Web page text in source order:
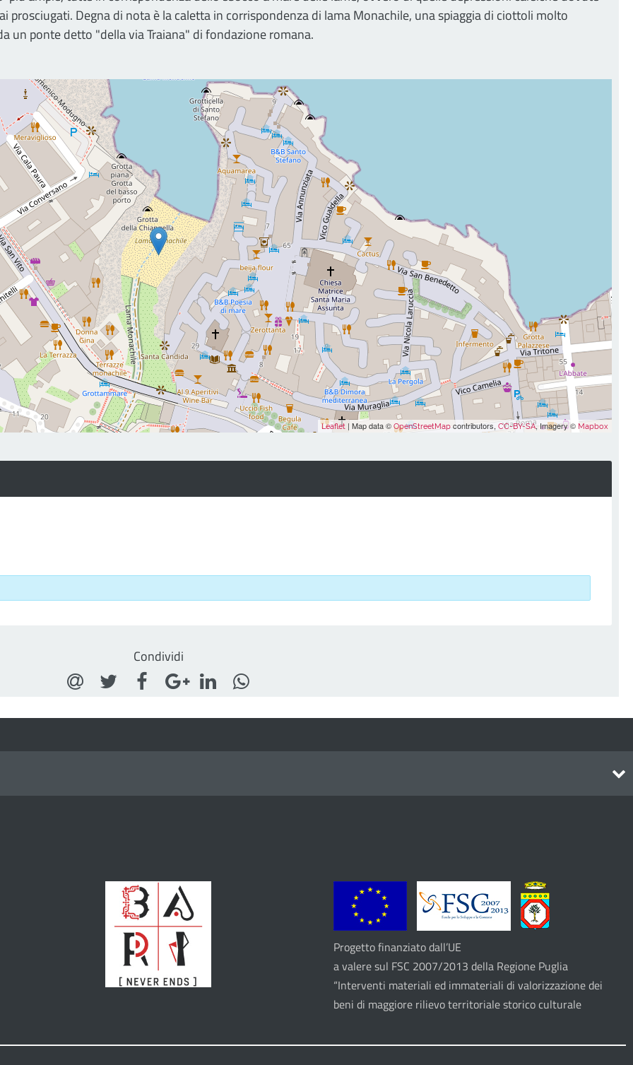
Degna di nota è la caletta in corrispondenza di lama Monachile, una spiaggia di ciottoli molto
un ponte detto "della via Traiana" di fondazione romana.
Leaflet | Map data © OpenStreetMap contributors, CC-BY-SA, Imagery © Mapbox
Condividi
Progetto finanziato dall’UE
a valere sul FSC 2007/2013 della Regione Puglia
“Interventi materiali ed immateriali di valorizzazione dei
beni di maggiore rilievo territoriale storico culturale